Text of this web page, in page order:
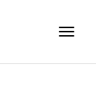
Toggle